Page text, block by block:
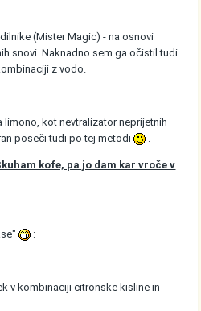
(Mister Magic) - na osnovi
snovi. Naknadno sem ga očistil tudi
z vodo.
limono, kot nevtralizator neprijetnih
poseči tudi po tej metodi
.
kofe, pa jo dam kar vroče v
:
v kombinaciji citronske kisline in